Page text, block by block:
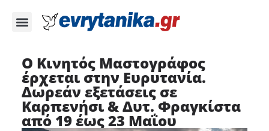
Ο Κινητός Μαστογράφος
έρχεται στην Ευρυτανία.
Δωρεάν εξετάσεις σε
Καρπενήσι & Δυτ. Φραγκίστα
από 19 έως 23 Μαΐου